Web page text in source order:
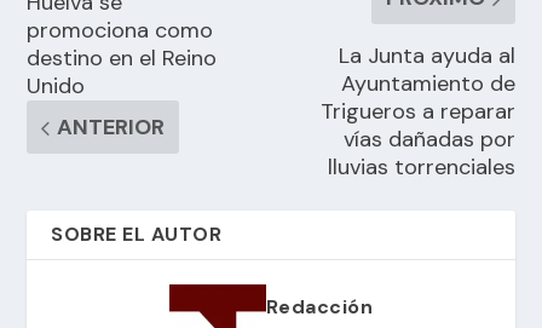
promociona como
destino en el Reino
Unido
ANTERIOR
La Junta ayuda al
Ayuntamiento de
Trigueros a reparar
vías dañadas por
lluvias torrenciales
SOBRE EL AUTOR
Redacción